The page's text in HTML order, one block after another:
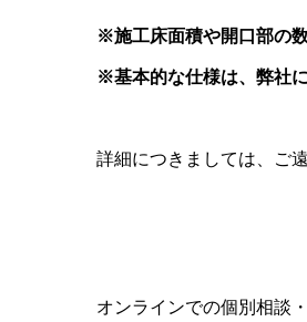
※施工床面積や開口部の
※基本的な仕様は、弊社
詳細につきましては、ご
オンラインでの個別相談